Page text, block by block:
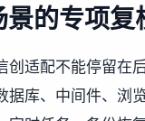
景的专项复
创适配不能停留在
据库、中间件、浏